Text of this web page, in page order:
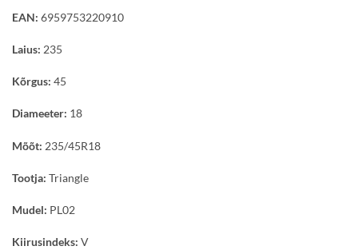
EAN: 6959753220910
Laius: 235
Kõrgus: 45
Diameeter: 18
Mõõt: 235/45R18
Tootja: Triangle
Mudel: PL02
Kiirusindeks: V